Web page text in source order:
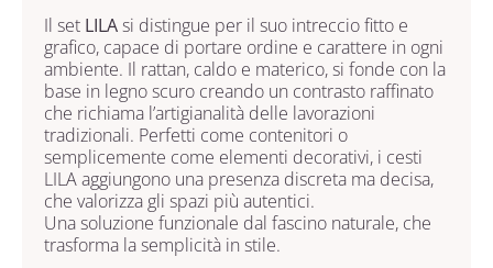
Il set LILAsi distingue per il suo intreccio fitto e
grafico, capace di portare ordine e carattere in ogni
ambiente. Il rattan, caldo e materico, si fonde con la
base in legno scuro creando un contrasto raffinato
che richiama l’artigianalità delle lavorazioni
tradizionali. Perfetti come contenitori o
semplicemente come elementi decorativi, i cesti
LILA aggiungono una presenza discreta ma decisa,
che valorizza gli spazi più autentici.
Una soluzione funzionale dal fascino naturale, che
trasforma la semplicità in stile.